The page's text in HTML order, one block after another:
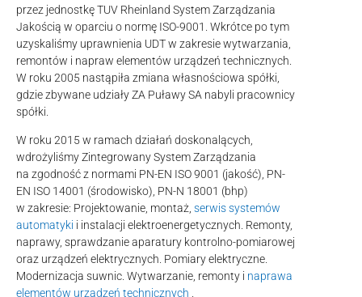
przez jednostkę TUV Rheinland System Zarządzania
Jakością w oparciu o normę ISO-9001. Wkrótce po tym
uzyskaliśmy uprawnienia UDT w zakresie wytwarzania,
remontów i napraw elementów urządzeń technicznych.
W roku 2005 nastąpiła zmiana własnościowa spółki,
gdzie zbywane udziały ZA Puławy SA nabyli pracownicy
spółki.
W roku 2015 w ramach działań doskonalących,
wdrożyliśmy Zintegrowany System Zarządzania
na zgodność z normami PN-EN ISO 9001 (jakość), PN-
EN ISO 14001 (środowisko), PN-N 18001 (bhp)
w zakresie: Projektowanie, montaż, serwis systemów
automatyki i instalacji elektroenergetycznych. Remonty,
naprawy, sprawdzanie aparatury kontrolno-pomiarowej
oraz urządzeń elektrycznych. Pomiary elektryczne.
Modernizacja suwnic. Wytwarzanie, remonty i naprawa
elementów urządzeń technicznych